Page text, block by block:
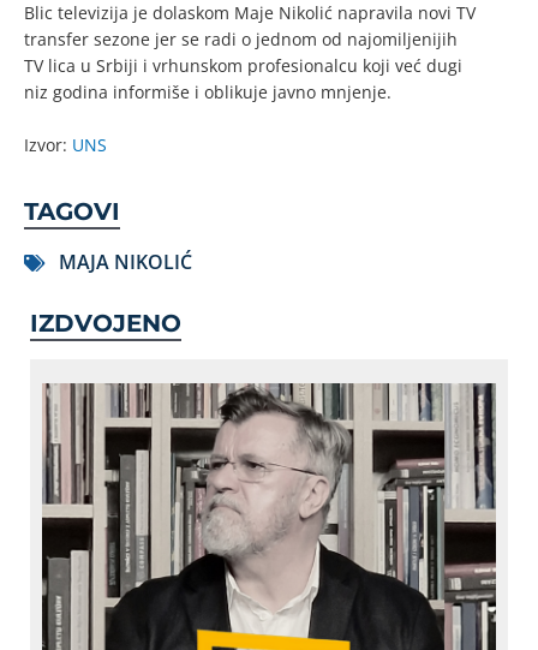
Blic televizija je dolaskom Maje Nikolić napravila novi TV
transfer sezone jer se radi o jednom od najomiljenijih
TV lica u Srbiji i vrhunskom profesionalcu koji već dugi
niz godina informiše i oblikuje javno mnjenje.
Izvor: UNS
TAGOVI
MAJA NIKOLIĆ
IZDVOJENO